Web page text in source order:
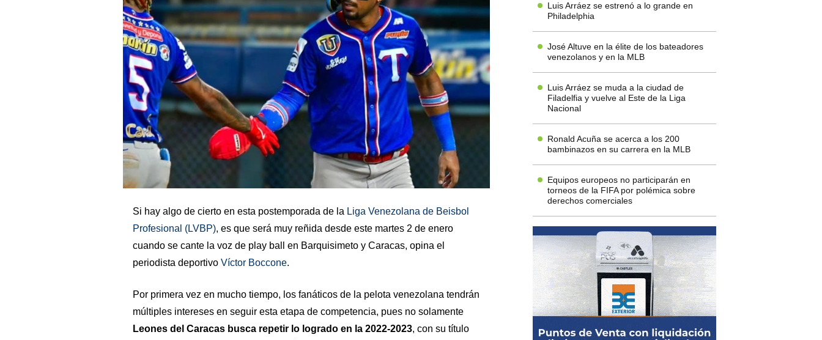
Si hay algo de cierto en esta postemporada de la Liga Venezolana de Beisbol
Profesional (LVBP), es que será muy reñida desde este martes 2 de enero
cuando se cante la voz de play ball en Barquisimeto y Caracas, opina el
periodista deportivo Víctor Boccone.
Por primera vez en mucho tiempo, los fanáticos de la pelota venezolana tendrán
múltiples intereses en seguir esta etapa de competencia, pues no solamente
Leones del Caracas busca repetir lo logrado en la 2022-2023, con su título
Luis Arráez se estrenó a lo grande en
Philadelphia
José Altuve en la élite de los bateadores
venezolanos y en la MLB
Luis Arráez se muda a la ciudad de
Filadelfia y vuelve al Este de la Liga
Nacional
Ronald Acuña se acerca a los 200
bambinazos en su carrera en la MLB
Equipos europeos no participarán en
torneos de la FIFA por polémica sobre
derechos comerciales